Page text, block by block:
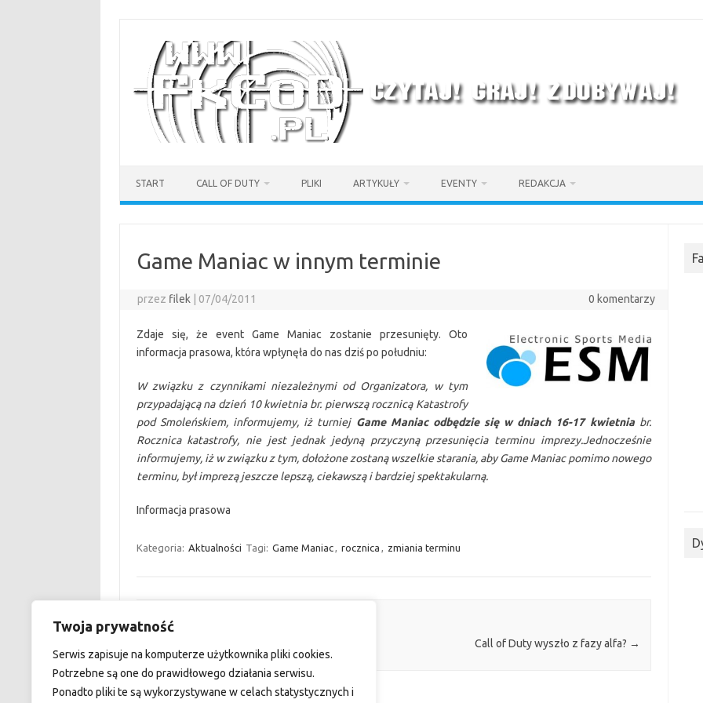
Twoja prywatność
Serwis zapisuje na komputerze użytkownika pliki cookies.
Potrzebne są one do prawidłowego działania serwisu.
Ponadto pliki te są wykorzystywane w celach statystycznych i
START CALL OF DUTY PLIKI ARTYKUŁY EVENTY REDAKCJA
Game Maniac w innym terminie
przez filek 07/04/2011 0 komentarzy
Zdaje się, że event Game Maniac zostanie przesunięty. Oto
informacja prasowa, która wpłynęła do nas dziś po południu:
W związku z czynnikami niezależnymi od Organizatora, w tym
przypadającą na dzień 10 kwietnia br. pierwszą rocznicą Katastrofy
pod Smoleńskiem, informujemy, iż turniej Game Maniac odbędzie się w dniach 16-17 kwietniabr.
Rocznica katastrofy, nie jest jednak jedyną przyczyną przesunięcia terminu imprezy.Jednocześnie
informujemy, iż w związku z tym, dołożone zostaną wszelkie starania, aby Game Maniac pomimo nowego
terminu, był imprezą jeszcze lepszą, ciekawszą i bardziej spektakularną.
Informacja prasowa
Kategoria: Aktualności Tagi: Game Maniac, rocznica , zmiania terminu
Zobacz wpisy
Call of Duty wyszło z fazy alfa? →